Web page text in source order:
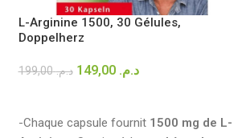
L-Arginine 1500, 30 Gélules,
Doppelherz
د.م.199,00 د.م. 149,00
-Chaque capsule fournit 1500 mg de L-